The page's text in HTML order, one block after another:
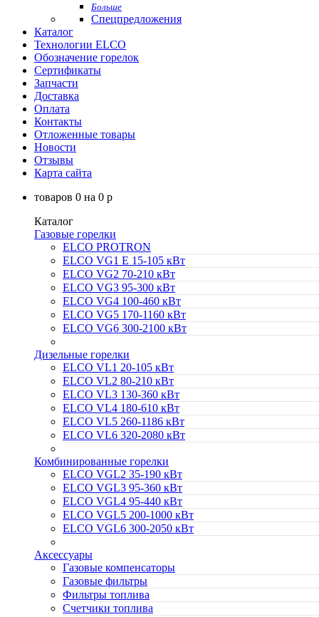
Больше
Спецпредложения
Каталог
Технологии ELCO
Обозначение горелок
Сертификаты
Запчасти
Доставка
Оплата
Контакты
Отложенные товары
Новости
Отзывы
Карта сайта
товаров 0 на 0 p
Каталог
Газовые горелки
ELCO PROTRON
ELCO VG1 E 15-105 кВт
ELCO VG2 70-210 кВт
ELCO VG3 95-300 кВт
ELCO VG4 100-460 кВт
ELCO VG5 170-1160 кВт
ELCO VG6 300-2100 кВт
Дизельные горелки
ELCO VL1 20-105 кВт
ELCO VL2 80-210 кВт
ELCO VL3 130-360 кВт
ELCO VL4 180-610 кВт
ELCO VL5 260-1186 кВт
ELCO VL6 320-2080 кВт
Комбинированные горелки
ELCO VGL2 35-190 кВт
ELCO VGL3 95-360 кВт
ELCO VGL4 95-440 кВт
ELCO VGL5 200-1000 кВт
ELCO VGL6 300-2050 кВт
Аксессуары
Газовые компенсаторы
Газовые фильтры
Фильтры топлива
Счетчики топлива